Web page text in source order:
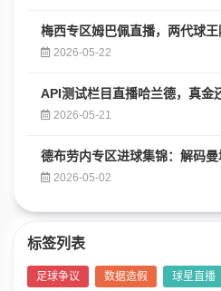
梅西专区姆巴佩直播，两代球
2026-05-22
API测试栏目直播哈兰德，真金
2026-05-21
德布劳内专区进球集锦：解码
2026-05-02
标签列表
足球争议 数据造假 球星直播